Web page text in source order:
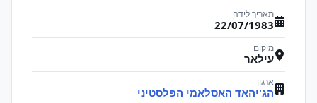
תאריך לידה
22/07/1983
מיקום
עילאר
ארגון
הג'יהאד האסלאמי הפלסטיני